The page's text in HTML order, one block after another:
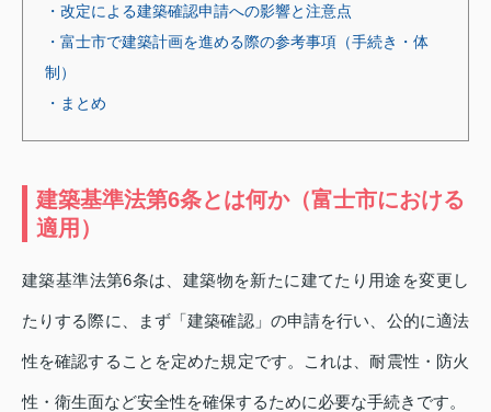
・改定による建築確認申請への影響と注意点
・富士市で建築計画を進める際の参考事項（手続き・体
制）
・まとめ
建築基準法第6条とは何か（富士市における
適用）
建築基準法第6条は、建築物を新たに建てたり用途を変更し
たりする際に、まず「建築確認」の申請を行い、公的に適法
性を確認することを定めた規定です。これは、耐震性・防火
性・衛生面など安全性を確保するために必要な手続きです。